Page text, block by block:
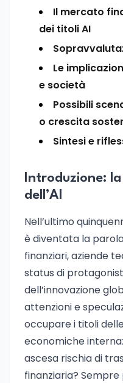
Il mercato
dei titoli AI
Le
e società
Possibili
o crescita
Sintesi e
Introduzione:
dell’AI
Nell’ultimo
è diventata la
finanziari, aziende
status di
dell’innovazione
attenzioni e
occupare i titoli
economiche
ascesa rischia di
finanziaria?